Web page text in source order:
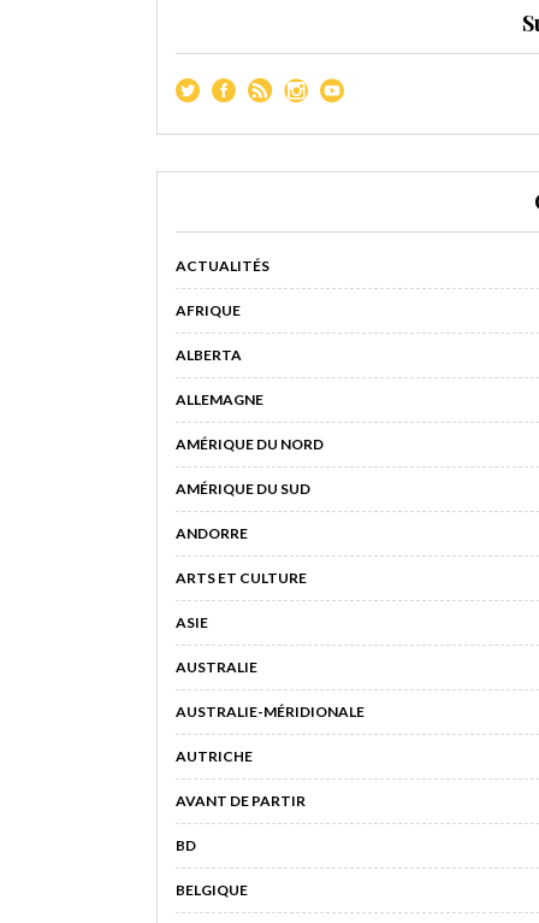
ACTUALITÉS
AFRIQUE
ALBERTA
ALLEMAGNE
AMÉRIQUE DU NORD
AMÉRIQUE DU SUD
ANDORRE
ARTS ET CULTURE
ASIE
AUSTRALIE
AUSTRALIE-MÉRIDIONALE
AUTRICHE
AVANT DE PARTIR
BD
BELGIQUE